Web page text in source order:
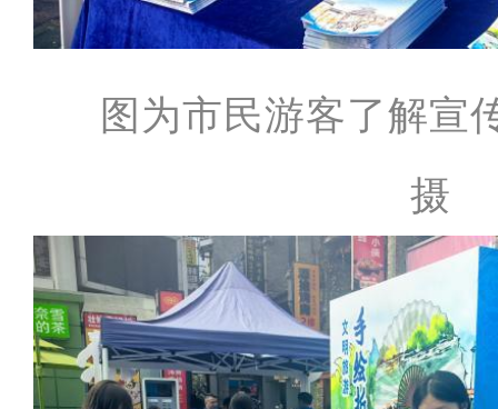
图为市民游客了解宣
摄